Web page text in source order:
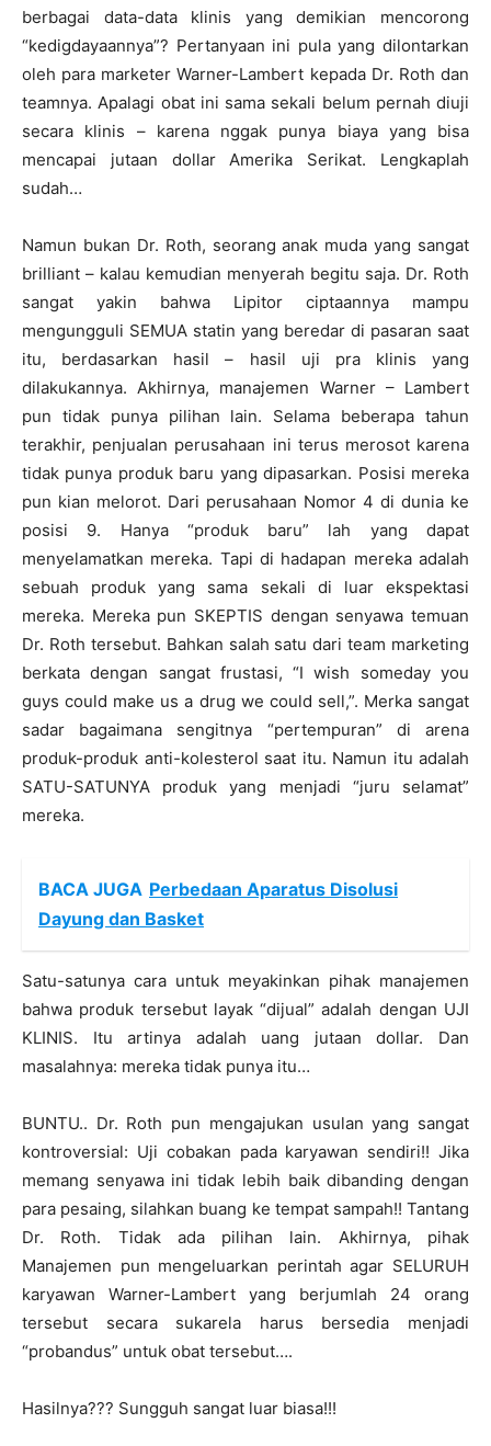
berbagai data-data klinis yang demikian mencorong
“kedigdayaannya”? Pertanyaan ini pula yang dilontarkan
oleh para marketer Warner-Lambert kepada Dr. Roth dan
teamnya. Apalagi obat ini sama sekali belum pernah diuji
secara klinis – karena nggak punya biaya yang bisa
mencapai jutaan dollar Amerika Serikat. Lengkaplah
sudah…
Namun bukan Dr. Roth, seorang anak muda yang sangat
brilliant – kalau kemudian menyerah begitu saja. Dr. Roth
sangat yakin bahwa Lipitor ciptaannya mampu
mengungguli SEMUA statin yang beredar di pasaran saat
itu, berdasarkan hasil – hasil uji pra klinis yang
dilakukannya. Akhirnya, manajemen Warner – Lambert
pun tidak punya pilihan lain. Selama beberapa tahun
terakhir, penjualan perusahaan ini terus merosot karena
tidak punya produk baru yang dipasarkan. Posisi mereka
pun kian melorot. Dari perusahaan Nomor 4 di dunia ke
posisi 9. Hanya “produk baru” lah yang dapat
menyelamatkan mereka. Tapi di hadapan mereka adalah
sebuah produk yang sama sekali di luar ekspektasi
mereka. Mereka pun SKEPTIS dengan senyawa temuan
Dr. Roth tersebut. Bahkan salah satu dari team marketing
berkata dengan sangat frustasi, “I wish someday you
guys could make us a drug we could sell,”. Merka sangat
sadar bagaimana sengitnya “pertempuran” di arena
produk-produk anti-kolesterol saat itu. Namun itu adalah
SATU-SATUNYA produk yang menjadi “juru selamat”
mereka.
BACA JUGA Perbedaan Aparatus Disolusi
Dayung dan Basket
Satu-satunya cara untuk meyakinkan pihak manajemen
bahwa produk tersebut layak “dijual” adalah dengan UJI
KLINIS. Itu artinya adalah uang jutaan dollar. Dan
masalahnya: mereka tidak punya itu…
BUNTU.. Dr. Roth pun mengajukan usulan yang sangat
kontroversial: Uji cobakan pada karyawan sendiri!! Jika
memang senyawa ini tidak lebih baik dibanding dengan
para pesaing, silahkan buang ke tempat sampah!! Tantang
Dr. Roth. Tidak ada pilihan lain. Akhirnya, pihak
Manajemen pun mengeluarkan perintah agar SELURUH
karyawan Warner-Lambert yang berjumlah 24 orang
tersebut secara sukarela harus bersedia menjadi
“probandus” untuk obat tersebut….
Hasilnya??? Sungguh sangat luar biasa!!!